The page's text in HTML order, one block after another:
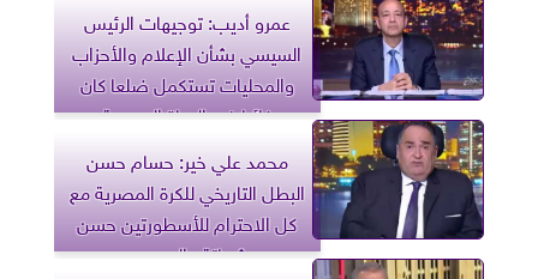
عمرو أديب: توجيهات الرئيس
السيسي بشأن الإعلام والأحزاب
والمحليات تستكمل ضلعا كان
غائبا في الحياة المصرية
محمد علي خير: حسام حسن
البطل التاريخي للكرة المصرية مع
كل الاحترام للأسطورتين حسن
شحاتة والجوهري